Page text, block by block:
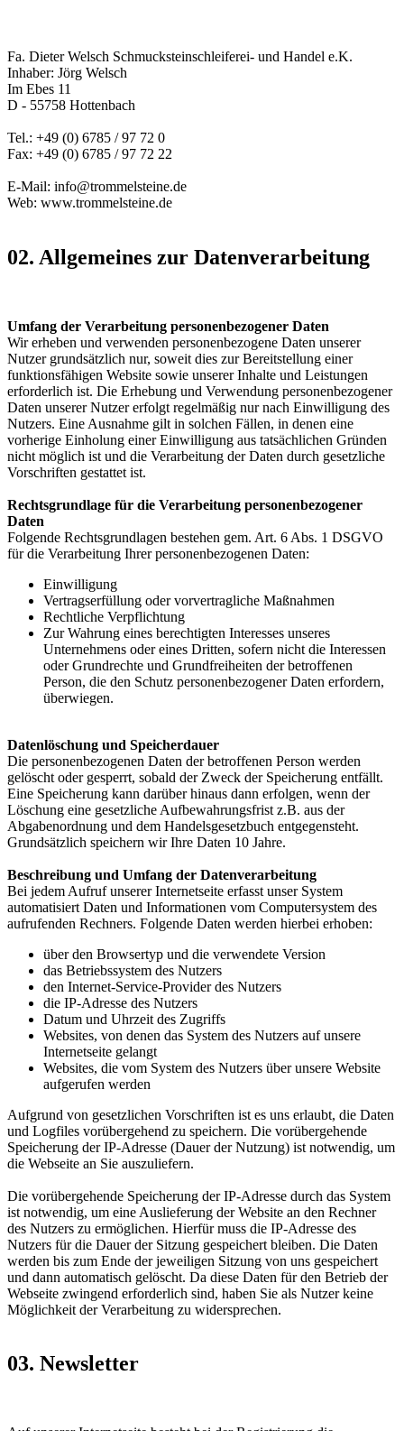
Fa. Dieter Welsch Schmucksteinschleiferei- und Handel e.K.
Inhaber: Jörg Welsch
Im Ebes 11
D - 55758 Hottenbach
Tel.: +49 (0) 6785 / 97 72 0
Fax: +49 (0) 6785 / 97 72 22
E-Mail: info@trommelsteine.de
Web: www.trommelsteine.de
02. Allgemeines zur Datenverarbeitung
Umfang der Verarbeitung personenbezogener Daten
Wir erheben und verwenden personenbezogene Daten unserer
Nutzer grundsätzlich nur, soweit dies zur Bereitstellung einer
funktionsfähigen Website sowie unserer Inhalte und Leistungen
erforderlich ist. Die Erhebung und Verwendung personenbezogener
Daten unserer Nutzer erfolgt regelmäßig nur nach Einwilligung des
Nutzers. Eine Ausnahme gilt in solchen Fällen, in denen eine
vorherige Einholung einer Einwilligung aus tatsächlichen Gründen
nicht möglich ist und die Verarbeitung der Daten durch gesetzliche
Vorschriften gestattet ist.
Rechtsgrundlage für die Verarbeitung personenbezogener
Daten
Folgende Rechtsgrundlagen bestehen gem. Art. 6 Abs. 1 DSGVO
für die Verarbeitung Ihrer personenbezogenen Daten:
Einwilligung
Vertragserfüllung oder vorvertragliche Maßnahmen
Rechtliche Verpflichtung
Zur Wahrung eines berechtigten Interesses unseres
Unternehmens oder eines Dritten, sofern nicht die Interessen
oder Grundrechte und Grundfreiheiten der betroffenen
Person, die den Schutz personenbezogener Daten erfordern,
überwiegen.
Datenlöschung und Speicherdauer
Die personenbezogenen Daten der betroffenen Person werden
gelöscht oder gesperrt, sobald der Zweck der Speicherung entfällt.
Eine Speicherung kann darüber hinaus dann erfolgen, wenn der
Löschung eine gesetzliche Aufbewahrungsfrist z.B. aus der
Abgabenordnung und dem Handelsgesetzbuch entgegensteht.
Grundsätzlich speichern wir Ihre Daten 10 Jahre.
Beschreibung und Umfang der Datenverarbeitung
Bei jedem Aufruf unserer Internetseite erfasst unser System
automatisiert Daten und Informationen vom Computersystem des
aufrufenden Rechners. Folgende Daten werden hierbei erhoben:
über den Browsertyp und die verwendete Version
das Betriebssystem des Nutzers
den Internet-Service-Provider des Nutzers
die IP-Adresse des Nutzers
Datum und Uhrzeit des Zugriffs
Websites, von denen das System des Nutzers auf unsere
Internetseite gelangt
Websites, die vom System des Nutzers über unsere Website
aufgerufen werden
Aufgrund von gesetzlichen Vorschriften ist es uns erlaubt, die Daten
und Logfiles vorübergehend zu speichern. Die vorübergehende
Speicherung der IP-Adresse (Dauer der Nutzung) ist notwendig, um
die Webseite an Sie auszuliefern.
Die vorübergehende Speicherung der IP-Adresse durch das System
ist notwendig, um eine Auslieferung der Website an den Rechner
des Nutzers zu ermöglichen. Hierfür muss die IP-Adresse des
Nutzers für die Dauer der Sitzung gespeichert bleiben. Die Daten
werden bis zum Ende der jeweiligen Sitzung von uns gespeichert
und dann automatisch gelöscht. Da diese Daten für den Betrieb der
Webseite zwingend erforderlich sind, haben Sie als Nutzer keine
Möglichkeit der Verarbeitung zu widersprechen.
03. Newsletter